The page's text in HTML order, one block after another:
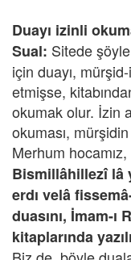
Duayı izinli
Sual: Sitede
için duayı,
etmişse,
okumak olur. İzin
okuması,
Merhum hocamız,
Bismillâhillezî lâ
erdı velâ
duasını, İmam-
kitaplarında